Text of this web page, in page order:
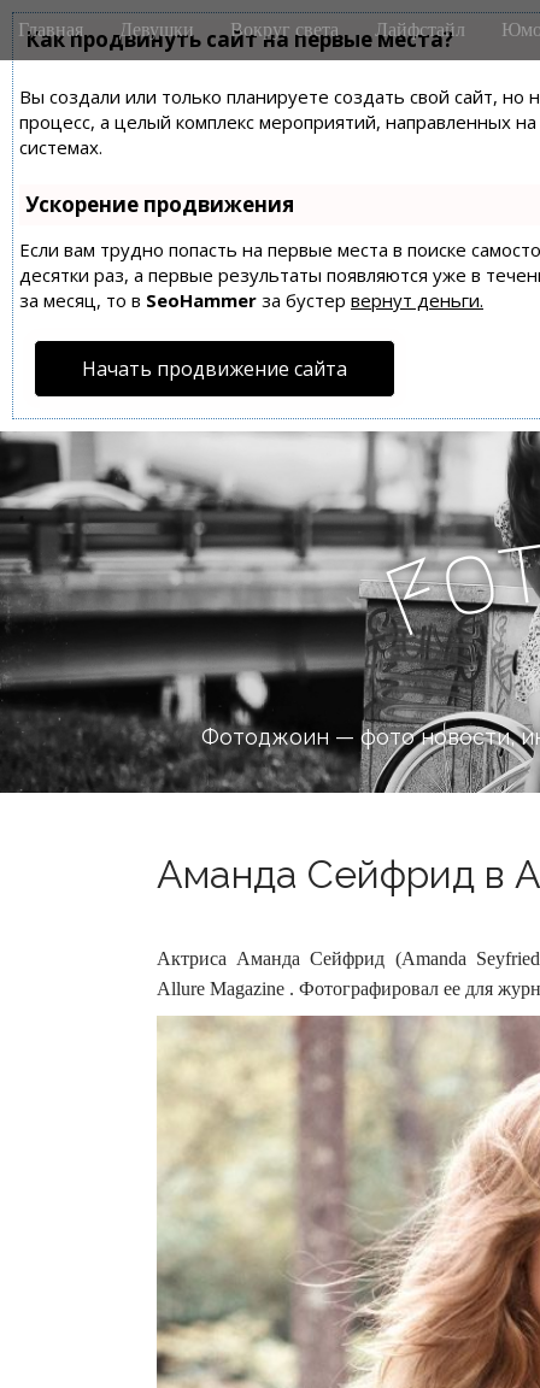
Как продвинуть сайт на первые места?
Вы создали или только планируете создать свой сайт,
процесс, а целый комплекс мероприятий, направленных
системах.
Ускорение продвижения
Если вам трудно попасть на первые места в поиске
десятки раз, а первые результаты появляются уже в
за месяц, то в SeoHammer за бустер вернут деньги.
Начать продвижение сайта
M
a
n
m
e
n
u
i
Главная Девушки Вокруг света Лайфстайл
Fo
Фотоджоин — фото новости,
Аманда Сейфрид в
Актриса Аманда Сейфрид (Amanda
Allure Magazine . Фотографировал ее для